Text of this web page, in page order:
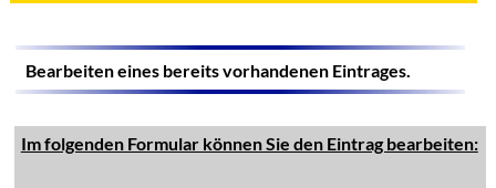
Bearbeiten eines bereits vorhandenen Eintrages.
Im folgenden Formular können Sie den Eintrag bearbeiten: